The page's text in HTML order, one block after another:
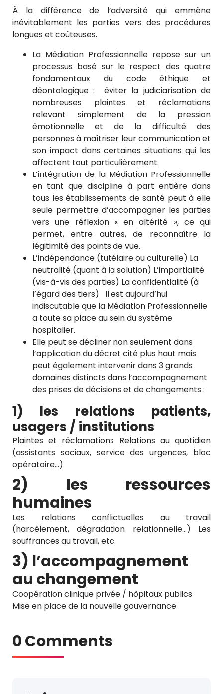
À la différence de l’adversité qui emmène
inévitablement les parties vers des procédures
longues et coûteuses.
La Médiation Professionnelle repose sur un
processus basé sur le respect des quatre
fondamentaux du code éthique et
déontologique : éviter la judiciarisation de
nombreuses plaintes et réclamations
relevant simplement de la pression
émotionnelle et de la difficulté des
personnes à maîtriser leur communication et
son impact dans certaines situations qui les
affectent tout particulièrement.
L’intégration de la Médiation Professionnelle
en tant que discipline à part entière dans
tous les établissements de santé peut à elle
seule permettre d’accompagner les parties
vers une réflexion « en altérité », ce qui
permet, entre autres, de reconnaître la
légitimité des points de vue.
L’indépendance (tutélaire ou culturelle) La
neutralité (quant à la solution) L’impartialité
(vis-à-vis des parties) La confidentialité (à
l’égard des tiers) Il est aujourd’hui
indiscutable que la Médiation Professionnelle
a toute sa place au sein du système
hospitalier.
Elle peut se décliner non seulement dans
l’application du décret cité plus haut mais
peut également intervenir dans 3 grands
domaines distincts dans l’accompagnement
des prises de décisions et de changements :
1) les relations patients,
usagers / institutions
Plaintes et réclamations Relations au quotidien
(assistants sociaux, service des urgences, bloc
opératoire…)
2) les ressources
humaines
Les relations conflictuelles au travail
(harcèlement, dégradation relationnelle…) Les
souffrances au travail, etc.
3) l’accompagnement
au changement
Coopération clinique privée / hôpitaux publics
Mise en place de la nouvelle gouvernance
0 Comments